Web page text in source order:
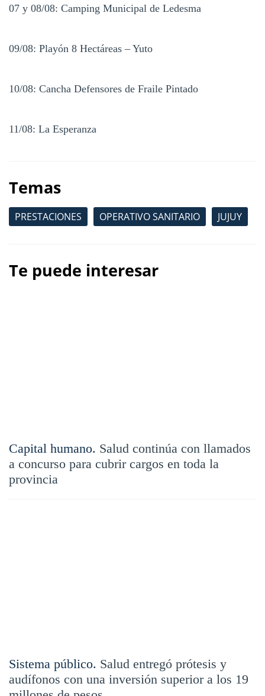
07 y 08/08: Camping Municipal de Ledesma
09/08: Playón 8 Hectáreas – Yuto
10/08: Cancha Defensores de Fraile Pintado
11/08: La Esperanza
Temas
PRESTACIONES OPERATIVO SANITARIO JUJUY
Te puede interesar
Capital humano. Salud continúa con llamados
a concurso para cubrir cargos en toda la
provincia
Sistema público. Salud entregó prótesis y
audífonos con una inversión superior a los 19